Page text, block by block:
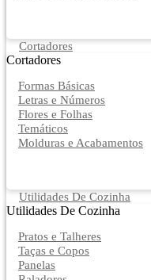
Cortadores
Cortadores
Formas Básicas
Letras e Números
Flores e Folhas
Temáticos
Molduras e Acabamentos
Utilidades De Cozinha
Utilidades De Cozinha
Pratos e Talheres
Taças e Copos
Panelas